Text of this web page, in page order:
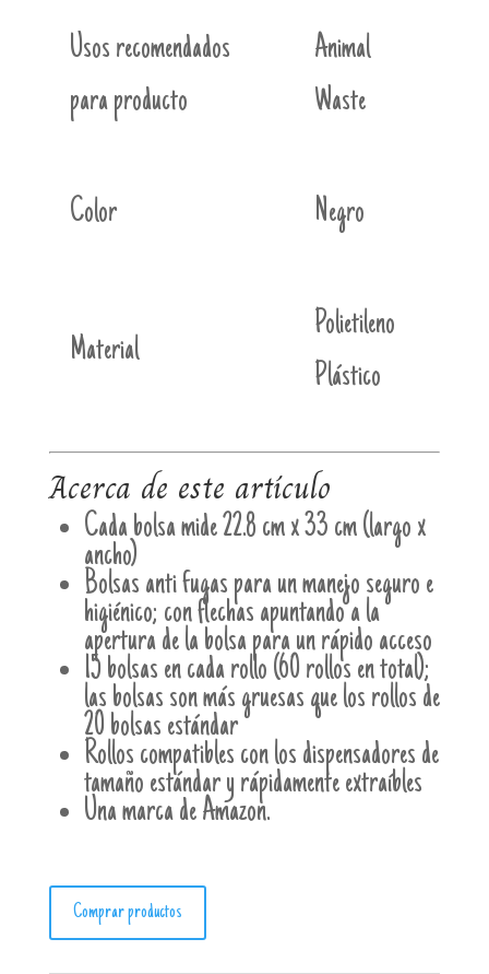
Usos recomendados
para producto
Animal
Waste
Color Negro
Material
Polietileno
Plástico
Acerca de este artículo
Cada bolsa mide 22.8 cm x 33 cm (largo x
ancho)
Bolsas anti fugas para un manejo seguro e
higiénico; con flechas apuntando a la
apertura de la bolsa para un rápido acceso
15 bolsas en cada rollo (60 rollos en total);
las bolsas son más gruesas que los rollos de
20 bolsas estándar
Rollos compatibles con los dispensadores de
tamaño estándar y rápidamente extraíbles
Una marca de Amazon.
Comprar productos